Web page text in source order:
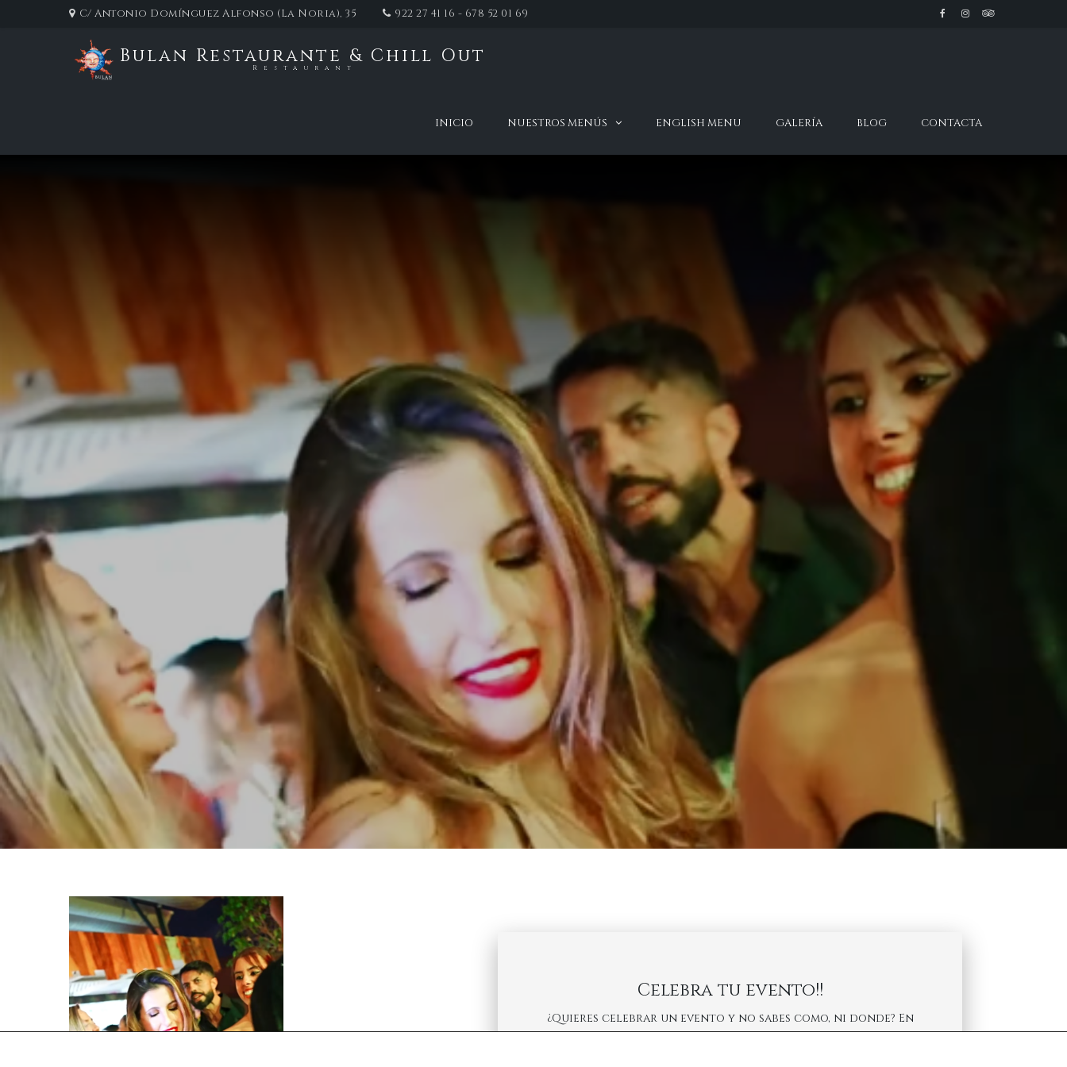
C/ Antonio Domínguez Alfonso (La Noria), 35 922 27 41 16 - 678 52 01 69
Bulan Restaurante & Chill Out
Restaurant
INICIO NUESTROS MENÚS ENGLISH MENU GALERÍA BLOG CONTACTA
Mes:febrero 2025
Celebra tu evento!!
¿Quieres celebrar un evento y no sabes como, ni donde? En
«Bulan Tenerife» te asesoramos y llevamos a cabo tu evento en